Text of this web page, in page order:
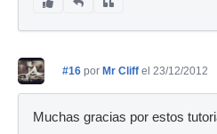
#16 por Mr Cliff el 23/12/2012
Muchas gracias por estos